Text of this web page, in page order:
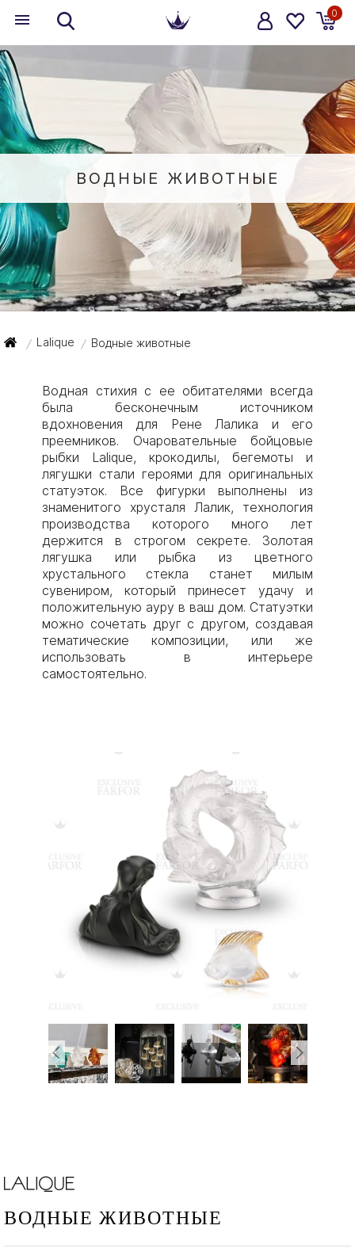
0
ВОДНЫЕ ЖИВОТНЫЕ
/ Lalique / Водные животные
Водная стихия с ее обитателями всегда
была бесконечным источником
вдохновения для Рене Лалика и его
преемников. Очаровательные бойцовые
рыбки Lalique, крокодилы, бегемоты и
лягушки стали героями для оригинальных
статуэток. Все фигурки выполнены из
знаменитого хрусталя Лалик, технология
производства которого много лет
держится в строгом секрете. Золотая
лягушка или рыбка из цветного
хрустального стекла станет милым
сувениром, который принесет удачу и
положительную ауру в ваш дом. Статуэтки
можно сочетать друг с другом, создавая
тематические композиции, или же
использовать в интерьере
самостоятельно.
ВОДНЫЕ ЖИВОТНЫЕ